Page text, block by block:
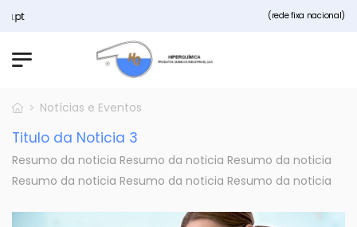
(rede fixa nacional)
Notícias e Eventos
Titulo da Noticia 3
Resumo da noticia Resumo da noticia Resumo da noticia
Resumo da noticia Resumo da noticia Resumo da noticia